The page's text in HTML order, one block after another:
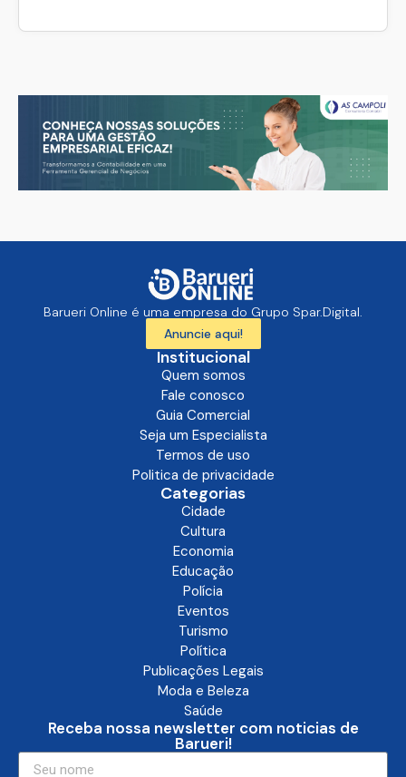
Barueri Online é uma empresa do Grupo Spar.Digital.
Anuncie aqui!
Institucional
Quem somos
Fale conosco
Guia Comercial
Seja um Especialista
Termos de uso
Politica de privacidade
Categorias
Cidade
Cultura
Economia
Educação
Polícia
Eventos
Turismo
Política
Publicações Legais
Moda e Beleza
Saúde
Receba nossa newsletter com noticias de
Barueri!